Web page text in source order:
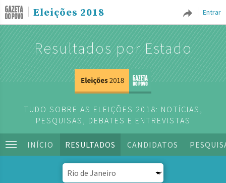
Entrar
Eleições 2018
Resultados por Estado
TUDO SOBRE AS ELEIÇÕES 2018: NOTÍCIAS,
PESQUISAS, DEBATES E ENTREVISTAS
INÍCIO RESULTADOS CANDIDATOS